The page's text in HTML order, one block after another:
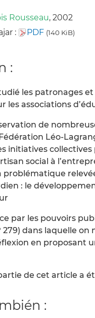
Rousseau, 2002
:
PDF (140 KiB)
:
les patronages
les associations
de
Léo-
initiatives
social à
problématique
: le
par les pouvoirs
279) dans laquelle
en proposant
de cet article a
: